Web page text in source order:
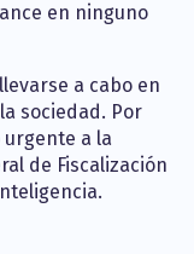
en ninguno
a cabo en
sociedad. Por
urgente a la
de Fiscalización